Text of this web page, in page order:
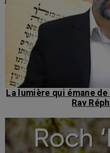
La lumière qui émane
Rav